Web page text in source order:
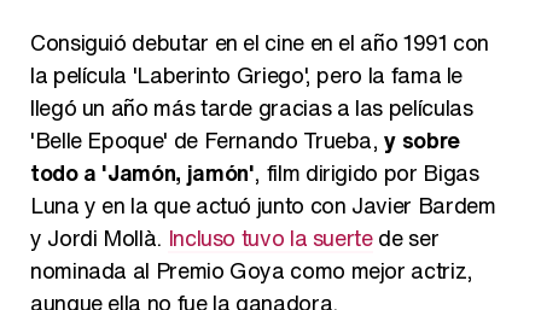
Consiguió debutar en el cine en el año 1991 con
la película 'Laberinto Griego', pero la fama le
llegó un año más tarde gracias a las películas
'Belle Epoque' de Fernando Trueba,y sobre
todo a 'Jamón, jamón', film dirigido por Bigas
Luna y en la que actuó junto con Javier Bardem
y Jordi Mollà. Incluso tuvo la suertede ser
nominada al Premio Goya como mejor actriz,
aunque ella no fue la ganadora.